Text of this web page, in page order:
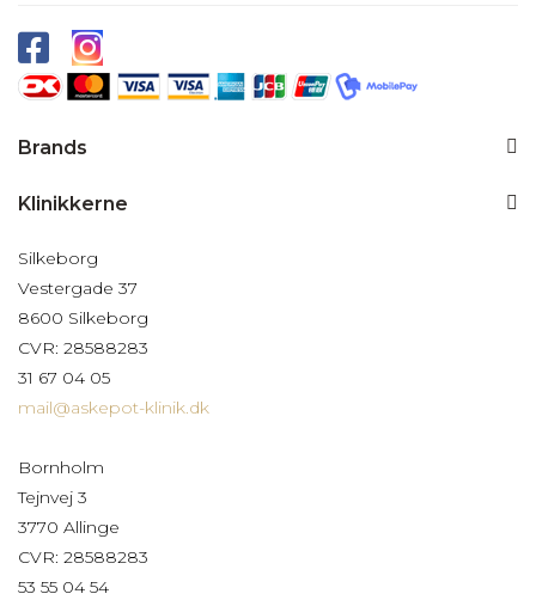
Brands
Klinikkerne
Silkeborg
Vestergade 37
8600 Silkeborg
CVR: 28588283
31 67 04 05
mail@askepot-klinik.dk
Bornholm
Tejnvej 3
3770 Allinge
CVR: 28588283
53 55 04 54